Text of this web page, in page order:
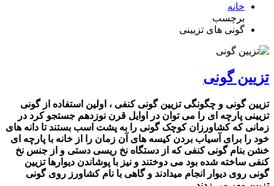
خانه
برچسب
گونی های تزیینی
تزیین گونی
تزیین گونی و چگونگی تزیین گونی کنفی ، اولین استفاده از گونی
تزیینی پارچه ای را می توان در اوایل قرن نوزدهم جستجو کرد در
زمانی که کشاورزان کوچک گونی را به پشت اسب بستند تا دانه های
خود را برای آسیاب بردن کیسه های آن زمان را از خانه با پارچه ای
خشن بنام گونی کنفی که از دستگاه نخ ریسی دستی و از جنس نخ
کنفی ساخته شده بود می دوختند و نیز با پوشاندن دیوارها تزیین
گونی روی دیوار انجام میدادند و گاهی با نام کشاورز روی گونی